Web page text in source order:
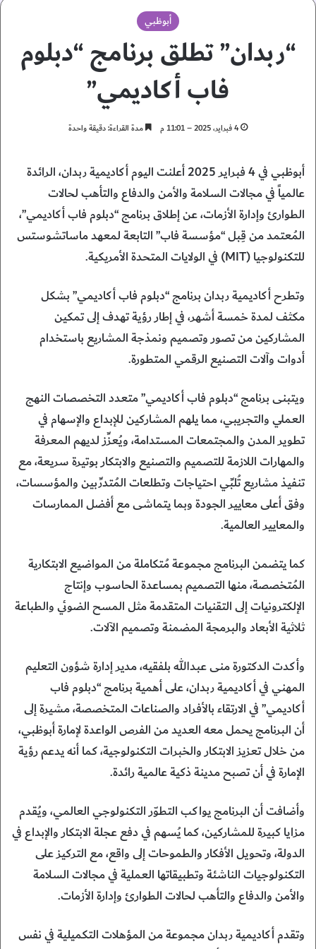
أبوظبي
“ربدان” تطلق برنامج “دبلوم
فاب أكاديمي”
4 فبراير، 2025 – 11:01 م مدة القراءة: دقيقة واحدة
أبوظبي في 4 فبراير 2025 أعلنت اليوم أكاديمية ربدان، الرائدة
عالمياً في مجالات السلامة والأمن والدفاع والتأهب لحالات
الطوارئ وإدارة الأزمات، عن إطلاق برنامج “دبلوم فاب أكاديمي”،
المُعتمد من قِبل “مؤسسة فاب” التابعة لمعهد ماساتشوستس
للتكنولوجيا (MIT) في الولايات المتحدة الأمريكية.
وتطرح أكاديمية ربدان برنامج “دبلوم فاب أكاديمي” بشكل
مكثف لمدة خمسة أشهر، في إطار رؤية تهدف إلى تمكين
المشاركين من تصور وتصميم ونمذجة المشاريع باستخدام
أدوات وآلات التصنيع الرقمي المتطورة.
ويتبنى برنامج “دبلوم فاب أكاديمي” متعدد التخصصات النهج
العملي والتجريبي، مما يلهم المشاركين للإبداع والإسهام في
تطوير المدن والمجتمعات المستدامة، ويُعزِّز لديهم المعرفة
والمهارات اللازمة للتصميم والتصنيع والابتكار بوتيرة سريعة، مع
تنفيذ مشاريع تُلبِّي احتياجات وتطلعات المُتدرِّبين والمؤسسات،
وفق أعلى معايير الجودة وبما يتماشى مع أفضل الممارسات
والمعايير العالمية.
كما يتضمن البرنامج مجموعة مُتكاملة من المواضيع الابتكارية
المُتخصصة، منها التصميم بمساعدة الحاسوب وإنتاج
الإلكترونيات إلى التقنيات المتقدمة مثل المسح الضوئي والطباعة
ثلاثية الأبعاد والبرمجة المضمنة وتصميم الآلات.
وأكدت الدكتورة منى عبدالله بلفقيه، مدير إدارة شؤون التعليم
المهني في أكاديمية ربدان، على أهمية برنامج “دبلوم فاب
أكاديمي” في الارتقاء بالأفراد والصناعات المتخصصة، مشيرة إلى
أن البرنامج يحمل معه العديد من الفرص الواعدة لإمارة أبوظبي،
من خلال تعزيز الابتكار والخبرات التكنولوجية، كما أنه يدعم رؤية
الإمارة في أن تصبح مدينة ذكية عالمية رائدة.
وأضافت أن البرنامج يواكب التطوّر التكنولوجي العالمي، ويُقدم
مزايا كبيرة للمشاركين، كما يُسهم في دفع عجلة الابتكار والإبداع في
الدولة، وتحويل الأفكار والطموحات إلى واقع، مع التركيز على
التكنولوجيات الناشئة وتطبيقاتها العملية في مجالات السلامة
والأمن والدفاع والتأهب لحالات الطوارئ وإدارة الأزمات.
وتقدم أكاديمية ربدان مجموعة من المؤهلات التكميلية في نفس